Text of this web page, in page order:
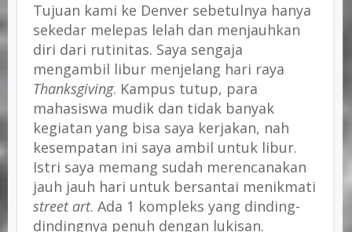
Tujuan kami ke Denver sebetulnya hanya
sekedar melepas lelah dan menjauhkan
diri dari rutinitas. Saya sengaja
mengambil libur menjelang hari raya
Thanksgiving. Kampus tutup, para
mahasiswa mudik dan tidak banyak
kegiatan yang bisa saya kerjakan, nah
kesempatan ini saya ambil untuk libur.
Istri saya memang sudah merencanakan
jauh jauh hari untuk bersantai menikmati
street art. Ada 1 kompleks yang dinding-
dindingnya penuh dengan lukisan.